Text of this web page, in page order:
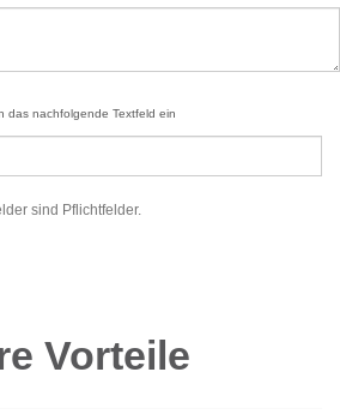
das nachfolgende Textfeld ein
sind Pflichtfelder.
Vorteile